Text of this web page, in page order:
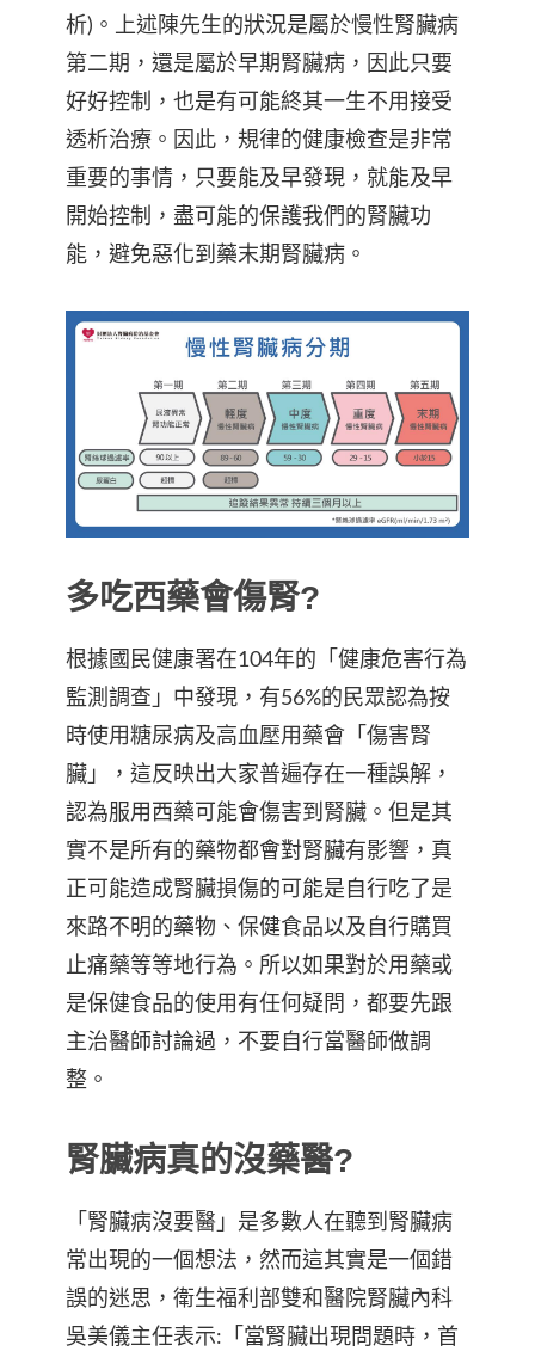
析)。上述陳先生的狀況是屬於慢性腎臟病
第二期，還是屬於早期腎臟病，因此只要
好好控制，也是有可能終其一生不用接受
透析治療。因此，規律的健康檢查是非常
重要的事情，只要能及早發現，就能及早
開始控制，盡可能的保護我們的腎臟功
能，避免惡化到藥末期腎臟病。
多吃西藥會傷腎?
根據國民健康署在104年的「健康危害行為
監測調查」中發現，有56%的民眾認為按
時使用糖尿病及高血壓用藥會「傷害腎
臟」，這反映出大家普遍存在一種誤解，
認為服用西藥可能會傷害到腎臟。但是其
實不是所有的藥物都會對腎臟有影響，真
正可能造成腎臟損傷的可能是自行吃了是
來路不明的藥物、保健食品以及自行購買
止痛藥等等地行為。所以如果對於用藥或
是保健食品的使用有任何疑問，都要先跟
主治醫師討論過，不要自行當醫師做調
整。
腎臟病真的沒藥醫?
「腎臟病沒要醫」是多數人在聽到腎臟病
常出現的一個想法，然而這其實是一個錯
誤的迷思，衛生福利部雙和醫院腎臟內科
吳美儀主任表示:「當腎臟出現問題時，首